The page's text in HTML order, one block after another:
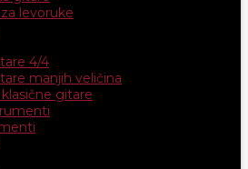
levoruke
4/4
manjih veličina
gitare